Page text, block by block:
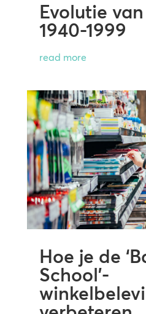
Evolutie
1940-1999
read more
Hoe je de
School’-